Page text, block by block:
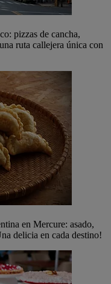
pizzas de cancha,
ruta callejera única con
en Mercure: asado,
delicia en cada destino!